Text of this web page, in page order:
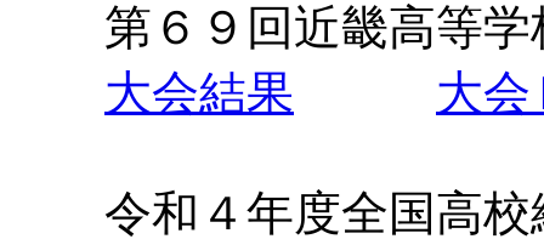
第６９回近畿高等
大会結果
大会
令和４年度全国高校